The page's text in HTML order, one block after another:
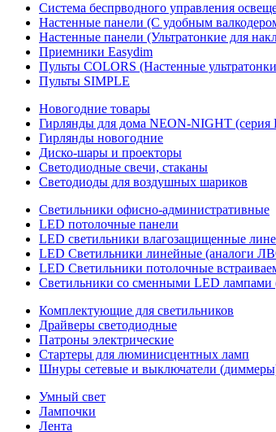
Система беспрводного управления
Настенные панели (С удобным
Настенные панели (Ультратонкие для
Приемники Easydim
Пульты COLORS (Настенные
Пульты SIMPLE
Новогодние товары
Гирлянды для дома NEON-NIGHT (серия
Гирлянды новогодние
Диско-шары и проекторы
Светодиодные свечи, стаканы
Светодиоды для воздушных шариков
Светильники офисно-административные
LED потолочные панели
LED светильники влагозащищенные
LED Светильники линейные (аналоги
LED Светильники потолочные
Светильники со сменными LED
Комплектующие для светильников
Драйверы светодиодные
Патроны электрические
Стартеры для люминисцентных ламп
Шнуры сетевые и выключатели
Умный свет
Лампочки
Лента